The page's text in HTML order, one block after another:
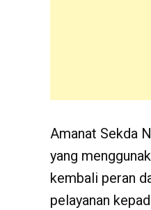
Amanat Sekda
yang
kembali peran
pelayanan